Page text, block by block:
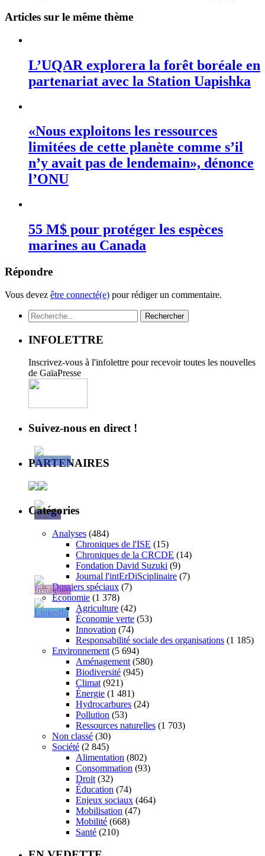
Articles sur le même thème
L’UQAR explorera la forêt boréale en
partenariat avec la Station Uapishka
«Nous exploitons les ressources
limitées de cette planète comme s’il
n’y avait pas de lendemain», dénonce
l’ONU
55 M$ pour protéger les espèces
marines au Canada
Répondre
Vous devez être connecté(e) pour rédiger un commentaire.
Rechercher :
INFOLETTRE
Inscrivez-vous à l'infolettre pour recevoir toutes les nouvelles
de GaïaPresse
Suivez-nous en direct !
PARTENAIRES
Catégories
Analyses (484)
Chroniques de l'ISE (15)
Chroniques de la CRCDE (14)
Fondation David Suzuki (9)
Journal l'intErDiSciplinaire (7)
Dossiers spéciaux (7)
Économie (1 378)
Agriculture (42)
Économie verte (53)
Innovation (74)
Responsabilité sociale des organisations (1 185)
Environnement (5 694)
Aménagement (580)
Biodiversité (945)
Climat (921)
Énergie (1 481)
Hydrocarbures (24)
Pollution (53)
Ressources naturelles (1 703)
Non classé (30)
Société (2 845)
Alimentation (802)
Consommation (93)
Droit (32)
Éducation (74)
Enjeux sociaux (464)
Mobilisation (47)
Mobilité (668)
Santé (210)